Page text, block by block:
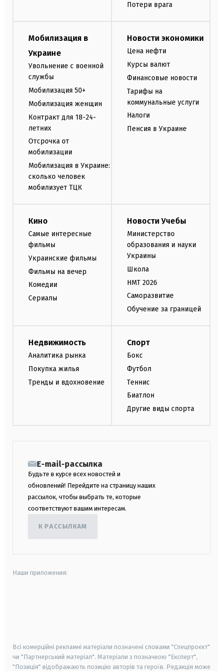
Потери врага
Мобилизация в
Украине
Увольнение с военной
службы
Мобилизация 50+
Мобилизация женщин
Контракт для 18-24-
летних
Отсрочка от
мобилизации
Мобилизация в Украине:
сколько человек
мобилизует ТЦК
Новости экономики
Цена нефти
Курсы валют
Финансовые новости
Тарифы на
коммунальные услуги
Налоги
Пенсия в Украине
Кино
Самые интересные
фильмы
Украинские фильмы
Фильмы на вечер
Комедии
Сериалы
Новости Учебы
Министерство
образования и науки
Украины
Школа
НМТ 2026
Саморазвитие
Обучение за границей
Недвижимость
Аналитика рынка
Покупка жилья
Тренды и вдохновение
Спорт
Бокс
Футбол
Теннис
Биатлон
Другие виды спорта
E-mail-рассылка
Будьте в курсе всех новостей и
обновлений! Перейдите на страницу наших
рассылок, чтобы выбрать те, которые
соответствуют вашим интересам.
К РАССЫЛКАМ
Наши приложения:
Всі комерційні рекламні матеріали позначені словами "Спецпроєкт"
чи "Партнерський матеріал". Матеріали з позначкою "Експерт",
"Позиція" відображають позицію авторів та героїв. Редакція може